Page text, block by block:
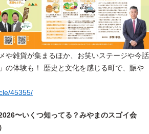
や雑貨が集まるほか、お笑いステージや今話
の体験も！ 歴史と文化を感じる町で、賑や
45355/
〜いくつ知ってる？みやまのスゴイ会